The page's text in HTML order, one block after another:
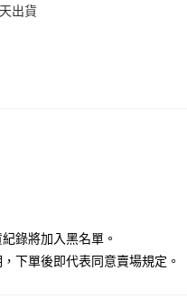
出貨
錄將加入黑名單。
下單後即代表同意賣場規定。